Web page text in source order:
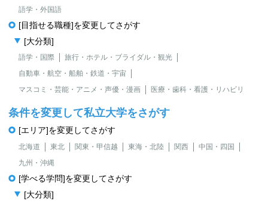
語学・外国語
[目指せる職種]を変更してさがす
[大分類]
語学・国際
旅行・ホテル・ブライダル・観光
自動車・航空・船舶・鉄道・宇宙
マスコミ・芸能・アニメ・声優・漫画
医療・歯科・看護・リハビリ
条件を変更して私立大学をさがす
[エリア]を変更してさがす
北海道 東北 関東・甲信越 東海・北陸 関西
中国・四国
九州・沖縄
[学べる学問]を変更してさがす
[大分類]